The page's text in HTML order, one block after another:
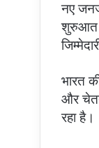
नए
शुरुआत
भारत
और
रहा है।